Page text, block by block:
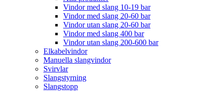
Vindor med slang 10-19 bar
Vindor med slang 20-60 bar
Vindor utan slang 20-60 bar
Vindor med slang 400 bar
Vindor utan slang 200-600 bar
Elkabelvindor
Manuella slangvindor
Svirvlar
Slangstyrning
Slangstopp